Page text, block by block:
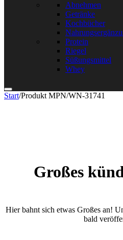
Abnehmen
Getränke
Kochbücher
Protein
Riegel
Süßungsmittel
Whey
Start/Produkt MPN/WN-31741
Großes
Hier bahnt sich etwas Großes an!
bald